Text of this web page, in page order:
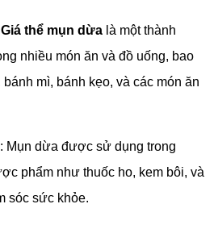
Giá thể mụn dừa là một thành
nhiều món ăn và đồ uống, bao
mì, bánh kẹo, và các món ăn
Mụn dừa được sử dụng trong
phẩm như thuốc ho, kem bôi, và
sóc sức khỏe.